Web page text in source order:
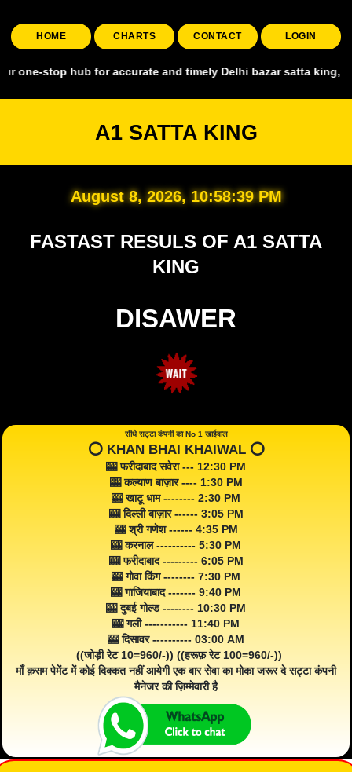
HOME CHARTS CONTACT LOGIN
stop hub for accurate and timely Delhi bazar satta king,
A1 SATTA KING
August 8, 2026, 10:58:40 PM
FASTAST RESULS OF A1 SATTA
KING
DISAWER
सीधे सट्टा कंपनी का No 1 खाईवाल
⭕️ KHAN BHAI KHAIWAL ⭕️
🎰 फरीदाबाद सवेरा --- 12:30 PM
🎰 कल्याण बाज़ार ---- 1:30 PM
🎰 खाटू धाम -------- 2:30 PM
🎰 दिल्ली बाज़ार ------ 3:05 PM
🎰 श्री गणेश ------ 4:35 PM
🎰 करनाल ---------- 5:30 PM
🎰 फरीदाबाद --------- 6:05 PM
🎰 गोवा किंग -------- 7:30 PM
🎰 गाजियाबाद ------- 9:40 PM
🎰 दुबई गोल्ड -------- 10:30 PM
🎰 गली ----------- 11:40 PM
🎰 दिसावर ---------- 03:00 AM
((जोड़ी रेट 10=960/-)) ((हरूफ़ रेट 100=960/-))
माँ क़सम पेमेंट में कोई दिक्कत नहीं आयेगी एक बार सेवा का मोका जरूर दे सट्टा कंपनी
मैनेजर की ज़िम्मेवारी है